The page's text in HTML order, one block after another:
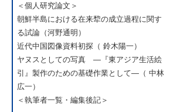
＜個人研究論文＞
朝鮮半島における在来犂の成立過程に関す
る試論（河野通明）
近代中国図像資料初探（ 鈴木陽一）
ヤヌスとしての写真 ―『東アジア生活絵
引』製作のための基礎作業として―（ 中林
広一）
＜執筆者一覧・編集後記＞